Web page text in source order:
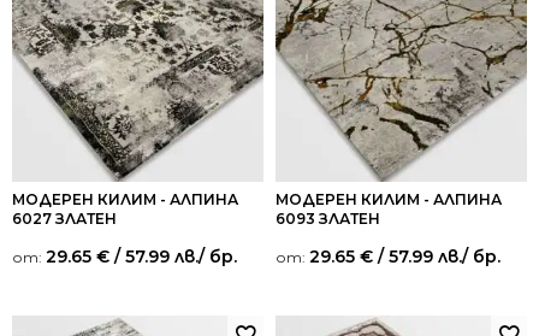
МОДЕРЕН КИЛИМ - АЛПИНА
6027 ЗЛАТЕН
от: 29.65 € / 57.99 лв./ бр.
МОДЕРЕН КИЛИМ - АЛПИНА
6093 ЗЛАТЕН
от: 29.65 € / 57.99 лв./ бр.